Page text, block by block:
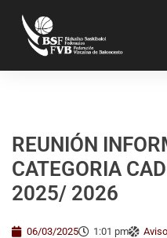
REUNIÓN
CATEGORIA
2025/ 2026
06/03/2025 1:01 pm